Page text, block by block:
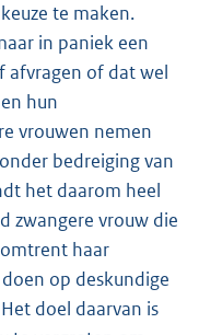
te maken.
in paniek een
afvragen of dat wel
hun
vrouwen nemen
bedreiging van
het daarom heel
zwangere vrouw die
haar
op deskundige
doel daarvan is